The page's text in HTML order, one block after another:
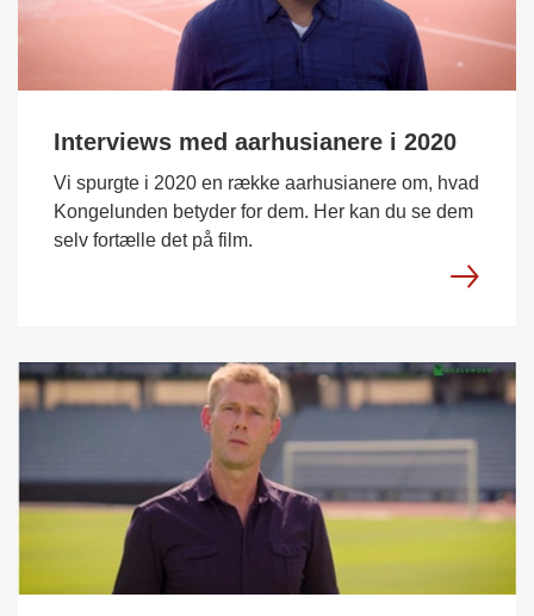
Interviews med aarhusianere i 2020
Vi spurgte i 2020 en række aarhusianere om, hvad
Kongelunden betyder for dem. Her kan du se dem
selv fortælle det på film.